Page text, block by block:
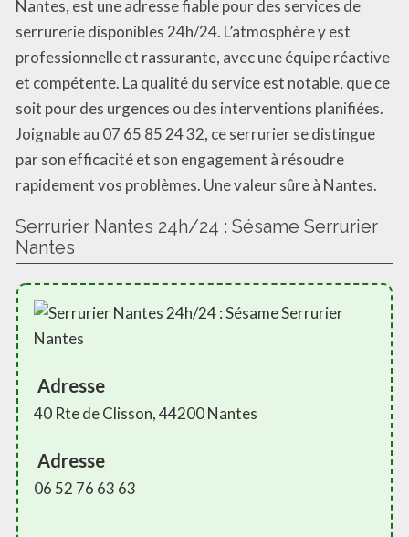
Nantes, est une adresse fiable pour des services de
serrurerie disponibles 24h/24. L’atmosphère y est
professionnelle et rassurante, avec une équipe réactive
et compétente. La qualité du service est notable, que ce
soit pour des urgences ou des interventions planifiées.
Joignable au 07 65 85 24 32, ce serrurier se distingue
par son efficacité et son engagement à résoudre
rapidement vos problèmes. Une valeur sûre à Nantes.
Serrurier Nantes 24h/24 : Sésame Serrurier
Nantes
Adresse
40 Rte de Clisson, 44200 Nantes
Adresse
06 52 76 63 63